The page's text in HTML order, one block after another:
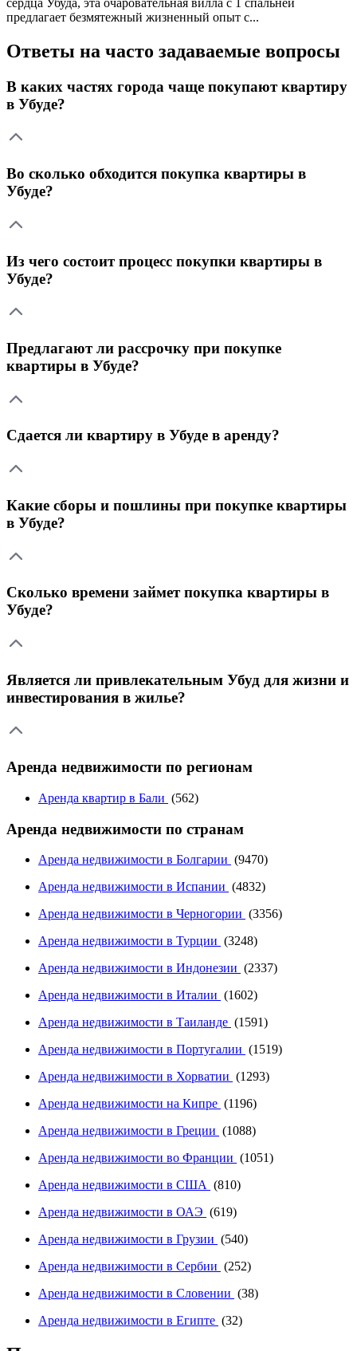
предлагает безмятежный жизненный опыт с...
Ответы на часто задаваемые вопросы
В каких частях города чаще покупают квартиру
в Убуде?
Во сколько обходится покупка квартиры в
Убуде?
Из чего состоит процесс покупки квартиры в
Убуде?
Предлагают ли рассрочку при покупке
квартиры в Убуде?
Сдается ли квартиру в Убуде в аренду?
Какие сборы и пошлины при покупке квартиры
в Убуде?
Сколько времени займет покупка квартиры в
Убуде?
Является ли привлекательным Убуд для жизни и
инвестирования в жилье?
Аренда недвижимости по регионам
Аренда квартир в Бали (562)
Аренда недвижимости по странам
Аренда недвижимости в Болгарии (9470)
Аренда недвижимости в Испании (4832)
Аренда недвижимости в Черногории (3356)
Аренда недвижимости в Турции (3248)
Аренда недвижимости в Индонезии (2337)
Аренда недвижимости в Италии (1602)
Аренда недвижимости в Таиланде (1591)
Аренда недвижимости в Португалии (1519)
Аренда недвижимости в Хорватии (1293)
Аренда недвижимости на Кипре (1196)
Аренда недвижимости в Греции (1088)
Аренда недвижимости во Франции (1051)
Аренда недвижимости в США (810)
Аренда недвижимости в ОАЭ (619)
Аренда недвижимости в Грузии (540)
Аренда недвижимости в Сербии (252)
Аренда недвижимости в Словении (38)
Аренда недвижимости в Египте (32)